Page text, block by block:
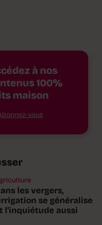
à nos
100%
maison
vous
les vergers,
se généralise
l'inquiétude aussi